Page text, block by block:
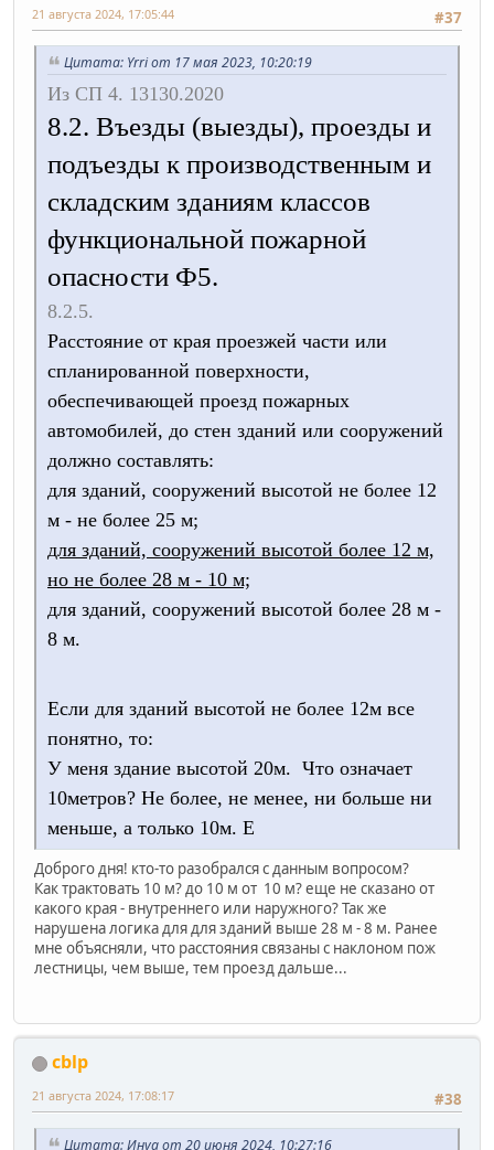
#37
21 августа 2024, 17:05:44
Цитата: Yrri от 17 мая 2023, 10:20:19
Из СП 4. 13130.2020
8.2. Въезды (выезды), проезды и
подъезды к производственным и
складским зданиям классов
функциональной пожарной
опасности Ф5.
8.2.5.
Расстояние от края проезжей части или
спланированной поверхности,
обеспечивающей проезд пожарных
автомобилей, до стен зданий или сооружений
должно составлять:
для зданий, сооружений высотой не более 12
м - не более 25 м;
для зданий, сооружений высотой более 12 м,
но не более 28 м - 10 м;
для зданий, сооружений высотой более 28 м -
8 м.
Если для зданий высотой не более 12м все
понятно, то:
У меня здание высотой 20м. Что означает
10метров? Не более, не менее, ни больше ни
меньше, а только 10м. Е
Доброго дня! кто-то разобрался с данным вопросом?
Как трактовать 10 м? до 10 м от 10 м? еще не сказано от
какого края - внутреннего или наружного? Так же
нарушена логика для для зданий выше 28 м - 8 м. Ранее
мне объясняли, что расстояния связаны с наклоном пож
лестницы, чем выше, тем проезд дальше...
cblp
#38
21 августа 2024, 17:08:17
Цитата: Инуа от 20 июня 2024, 10:27:16